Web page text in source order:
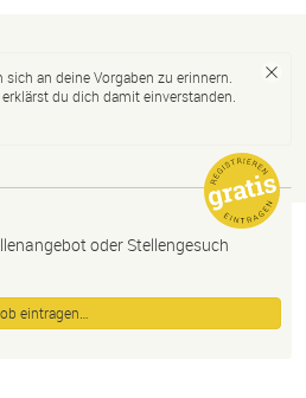
an deine Vorgaben zu erinnern.
du dich damit einverstanden.
oder Stellengesuch
eintragen…